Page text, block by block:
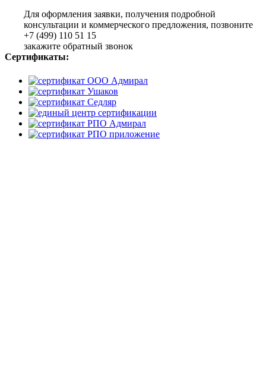
Для оформления заявки, получения подробной
консультации и коммерческого предложения, позвоните
+7 (499) 110 51 15
закажите обратный звонок
Сертификаты: